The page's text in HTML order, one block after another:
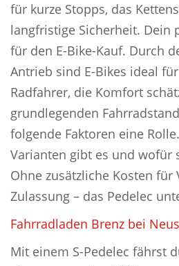
für kurze Stopps, das
langfristige Sicherheit. Dein
für den E-Bike-Kauf. Durch
Antrieb sind E-Bikes ideal
Radfahrer, die Komfort
grundlegenden
folgende Faktoren eine
Varianten gibt es und wofür
Ohne zusätzliche Kosten für
Zulassung – das Pedelec
Fahrradladen Brenz bei
Mit einem S-Pedelec fährst